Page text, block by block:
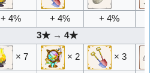
+ 4% + 4%
+ 4%
3★ → 4★
× 7 × 2 × 3